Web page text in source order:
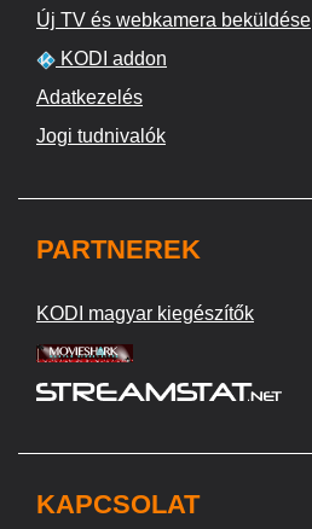
Új TV és webkamera beküldése
KODI addon
Adatkezelés
Jogi tudnivalók
PARTNEREK
KODI magyar kiegészítők
KAPCSOLAT